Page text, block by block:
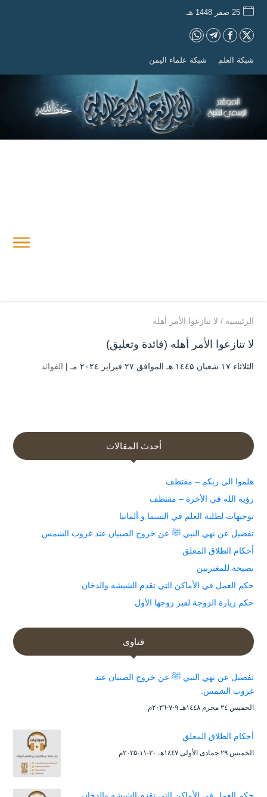
25 صفر 1448 هـ
شبكة العلم شبكة علماء اليمن
الرئيسية / لا تنازعوا الأمر أهله
لا تنازعوا الأمر أهله (فائدة وتعليق)
الثلاثاء ۱۷ شعبان ۱٤٤۵ هـ الموافق ۲۷ فبراير ۲۰۲٤ مـ | الفوائد
أحدث المقالات
هلموا الى ربكم – مقتطف
رؤية الله في الأخرة – مقتطف
توجيهات لطلبة العلم في النسما و ألمانيا
تفصيل عن نهي النبي ﷺ عن خروج الصبيان عند غروب الشمس.
أحكام الطلاق المعلق
نصيحة للمغتربين
حكم العمل في الأماكن التي تقدم الشيشه والدخان
حكم زيارة الزوجة لقبر زوجها الأول
فتاوى
تفصيل عن نهي النبي ﷺ عن خروج الصبيان عند
غروب الشمس.
الخميس ۲٤ محرم ۱٤٤۸هـ ۹-۷-۲۰۲٦م
أحكام الطلاق المعلق
الخميس ۲۹ جمادى الأولى ۱٤٤۷هـ ۲۰-۱۱-۲۰۲۵م